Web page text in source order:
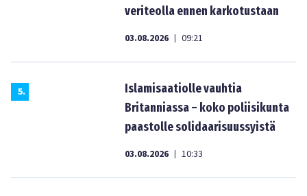
veriteolla ennen karkotustaan
03.08.2026 | 09:21
5.
Islamisaatiolle vauhtia
Britanniassa – koko poliisikunta
paastolle solidaarisuussyistä
03.08.2026 | 10:33